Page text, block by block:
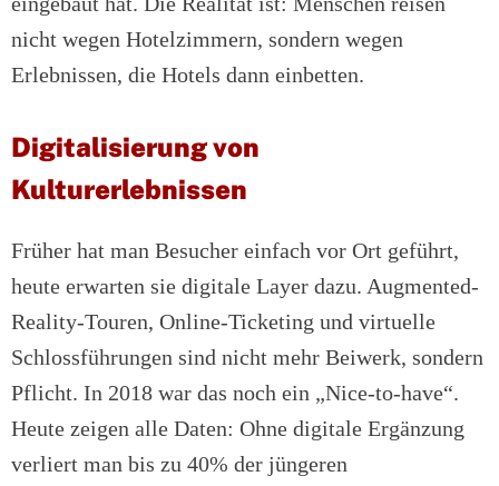
nicht wegen Hotelzimmern, sondern wegen
Erlebnissen, die Hotels dann einbetten.
Digitalisierung von
Kulturerlebnissen
Früher hat man Besucher einfach vor Ort geführt,
heute erwarten sie digitale Layer dazu. Augmented-
Reality-Touren, Online-Ticketing und virtuelle
Schlossführungen sind nicht mehr Beiwerk, sondern
Pflicht. In 2018 war das noch ein „Nice-to-have“.
Heute zeigen alle Daten: Ohne digitale Ergänzung
verliert man bis zu 40% der jüngeren